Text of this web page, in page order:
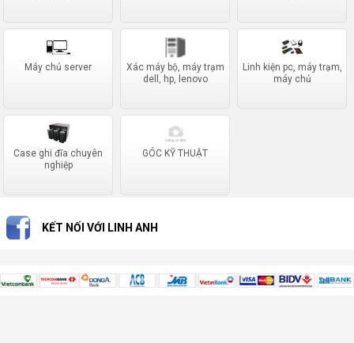
Máy chủ server
Xác máy bộ, máy trạm
dell, hp, lenovo
Linh kiện pc, máy trạm,
máy chủ
Case ghi đĩa chuyên
nghiệp
GÓC KỸ THUẬT
KẾT NỐI VỚI LINH ANH